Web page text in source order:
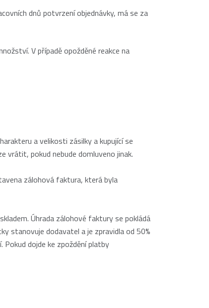
dnů potvrzení objednávky, má se za
V případě opožděné reakce na
a velikosti zásilky a kupující se
vrátit, pokud nebude domluveno jinak.
zálohová faktura, která byla
Úhrada zálohové faktury se pokládá
stanovuje dodavatel a je zpravidla od 50%
dojde ke zpoždění platby